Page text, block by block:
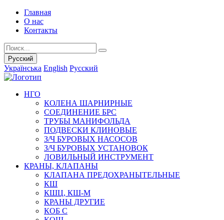
Главная
О нас
Контакты
Русский
Українська English Русский
НГО
КОЛЕНА ШАРНИРНЫЕ
СОЕДИНЕНИЕ БРС
ТРУБЫ МАНИФОЛЬДА
ПОДВЕСКИ КЛИНОВЫЕ
З/Ч БУРОВЫХ НАСОСОВ
З/Ч БУРОВЫХ УСТАНОВОК
ЛОВИЛЬНЫЙ ИНСТРУМЕНТ
КРАНЫ, КЛАПАНЫ
КЛАПАНА ПРЕДОХРАНЫТЕЛЬНЫЕ
КШ
КШЦ, КШ-М
КРАНЫ ДРУГИЕ
КОБ С